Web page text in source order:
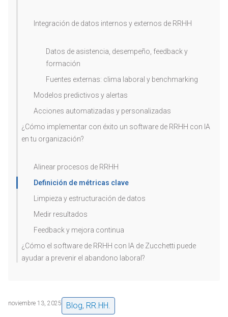
Integración de datos internos y externos de RRHH
Datos de asistencia, desempeño, feedback y
formación
Fuentes externas: clima laboral y benchmarking
Modelos predictivos y alertas
Acciones automatizadas y personalizadas
¿Cómo implementar con éxito un software de RRHH con IA
en tu organización?
Alinear procesos de RRHH
Definición de métricas clave
Limpieza y estructuración de datos
Medir resultados
Feedback y mejora continua
¿Cómo el software de RRHH con IA de Zucchetti puede
ayudar a prevenir el abandono laboral?
noviembre 13, 2025 Blog, RR.HH.